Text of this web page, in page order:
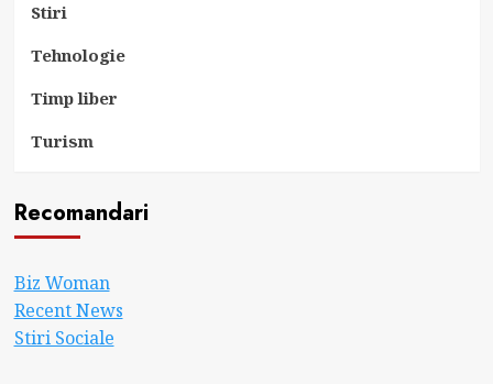
Stiri
Tehnologie
Timp liber
Turism
Recomandari
Biz Woman
Recent News
Stiri Sociale